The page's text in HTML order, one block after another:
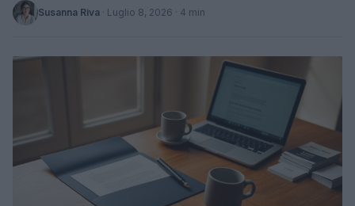
Susanna Riva · Luglio 8, 2026 · 4 min